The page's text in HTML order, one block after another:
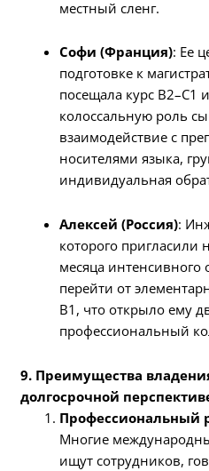
местный сленг.
Софи (Франция): Ее
подготовке к
посещала курс B2–C1
колоссальную роль
взаимодействие с
носителями языка,
индивидуальная
Алексей (Россия):
которого пригласили
месяца интенсивного
перейти от
B1, что открыло ему
профессиональный
9. Преимущества
долгосрочной
Профессиональный
Многие
ищут сотрудников,